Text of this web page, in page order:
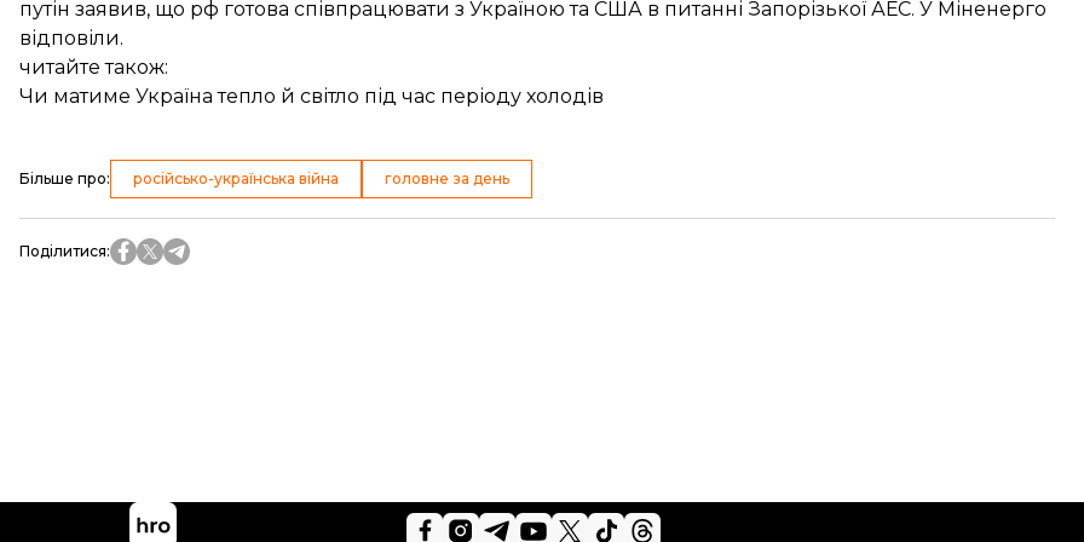
путін заявив, що рф готова співпрацювати з Україною та США в питанні Запорізької АЕС. У Міненерго
відповіли.
читайте також:
Чи матиме Україна тепло й світло під час періоду холодів
Більше про: російсько-українська війна головне за день
Поділитися: